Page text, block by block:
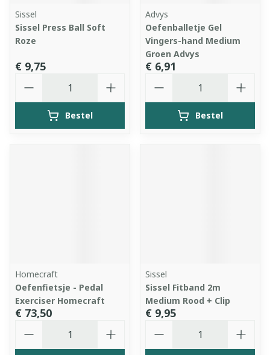
Sissel
Sissel Press Ball Soft
Roze
€ 9,75
Bestel
Advys
Oefenballetje Gel
Vingers-hand Medium
Groen Advys
€ 6,91
Bestel
Homecraft
Oefenfietsje - Pedal
Exerciser Homecraft
€ 73,50
Sissel
Sissel Fitband 2m
Medium Rood + Clip
€ 9,95